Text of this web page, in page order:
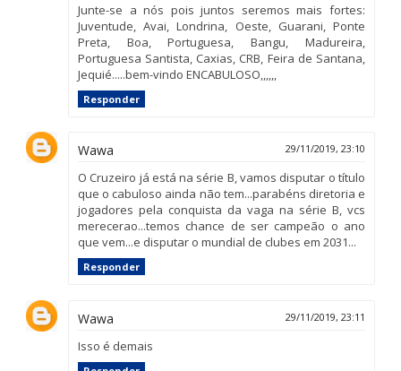
Junte-se a nós pois juntos seremos mais fortes:
Juventude, Avai, Londrina, Oeste, Guarani, Ponte
Preta, Boa, Portuguesa, Bangu, Madureira,
Portuguesa Santista, Caxias, CRB, Feira de Santana,
Jequié.....bem-vindo ENCABULOSO,,,,,,
Responder
Wawa 29/11/2019, 23:10
O Cruzeiro já está na série B, vamos disputar o título
que o cabuloso ainda não tem...parabéns diretoria e
jogadores pela conquista da vaga na série B, vcs
merecerao...temos chance de ser campeão o ano
que vem...e disputar o mundial de clubes em 2031...
Responder
Wawa 29/11/2019, 23:11
Isso é demais